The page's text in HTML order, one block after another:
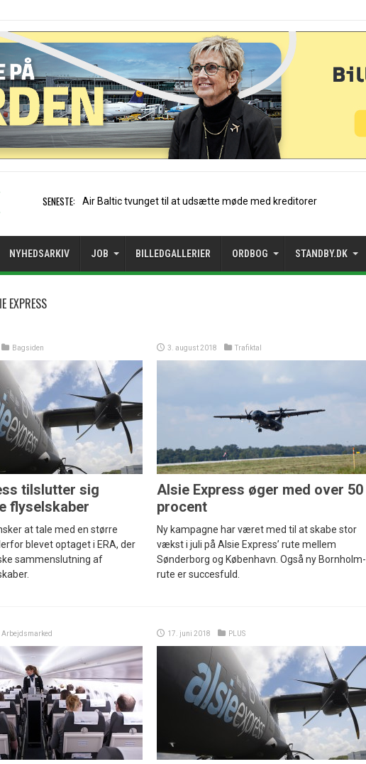
SENESTE: Stockholm-Arlanda satte rekord i ju
NYHEDSARKIV JOB BILLEDGALLERIER ORDBOG STANDBY.DK
EXPRESS
Bagsiden
tilslutter sig
flyselskaber
at tale med en større
blevet optaget i ERA, der
sammenslutning af
3. august 2018 Trafiktal
Alsie Express øger med over 50
procent
Ny kampagne har været med til at skabe stor
vækst i juli på Alsie Express’ rute mellem
Sønderborg og København. Også ny Bornholm-
rute er succesfuld.
Arbejdsmarked 17. juni 2018 PLUS